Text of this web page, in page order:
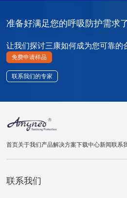
准备好满足您的呼吸防护需求
让我们探讨三康如何成为您可靠的
免费申请样品
联系我们的专家
首页关于我们产品解决方案下载中心新闻联系
联系我们